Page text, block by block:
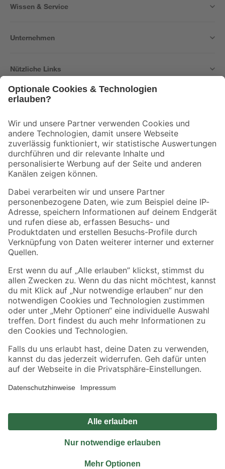
Wissen & Service
Unternehmen
Nützliche Links
Der toom Newsletter: Keine Angebote und Aktionen mehr verpassen!
Zur Newsletter Anmeldung
Folge uns
Zahlungsarten Versandarten
Sicher einkaufen
Jetzt die toom-App herunterladen
Alle Preisangaben in EUR inkl. gesetzl. MwSt.. Die dargestellten Angebote sind unter
Umständen nicht in allen Märkten verfügbar. Die angegebenen Verfügbarkeiten beziehen
Produkte nur solange der Vorrat reicht.
*Paketversand ab 59 € versandkostenfrei, gilt nicht für Artikel mit Speditionsversand, hier
Privatsphäre Impressum
Nutzungsbedingungen
Widerrufsrecht
Vertrag widerrufen
© 2026 toom Baumarkt GmbH